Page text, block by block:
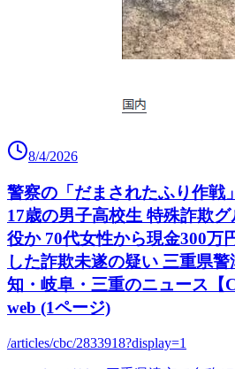
8/4/2026
警察の「だまされたふり作戦
17歳の男子高校生 特殊詐欺グ
役か 70代女性から現金300万
した詐欺未遂の疑い 三重県
知・岐阜・三重のニュース【
web (1ページ)
/articles/cbc/2833918?display=1